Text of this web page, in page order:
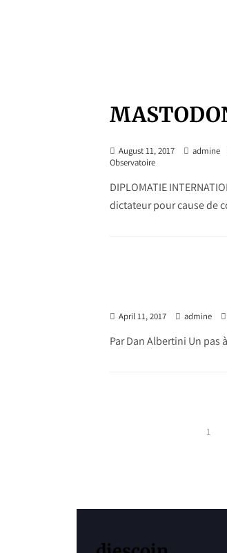
August 11, 2017 admine
Observatoire
DIPLOMATIE
dictateur pour cause de
April 11, 2017 admine
Par Dan Albertini Un pas
s
1